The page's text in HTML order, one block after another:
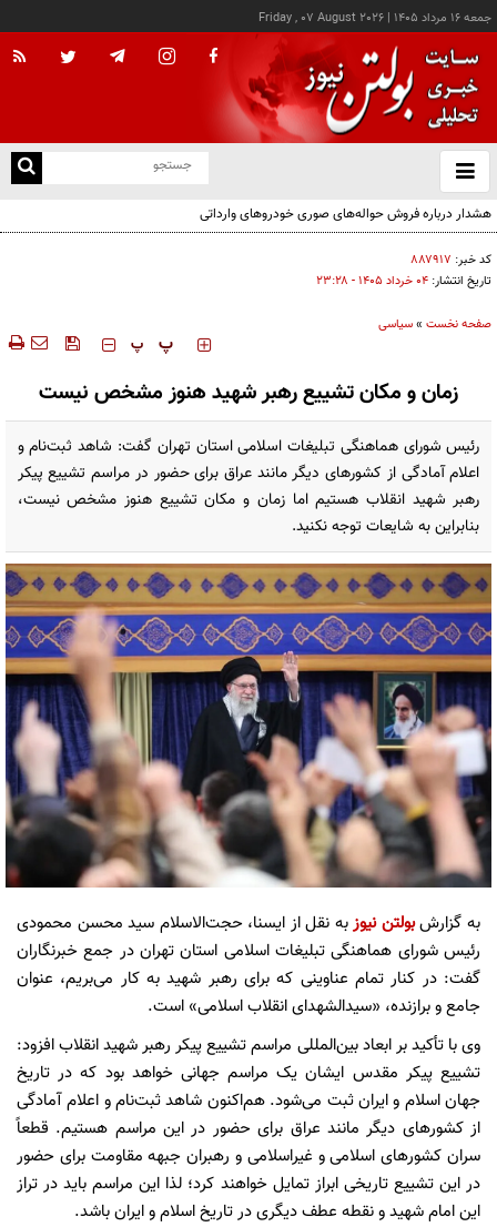
جمعه ۱۶ مرداد ۱۴۰۵ |
Friday , 07 August 2026
باز
و
هشدار درباره فروش حواله‌های صوری خودروهای وارداتی
کد خبر: ۸۸۷۹۱۷
تاریخ انتشار: ۰۴ خرداد ۱۴۰۵ - ۲۳:۲۸
صفحه نخست »سیاسی
‍‍‍ پ پ
زمان و مکان تشییع رهبر شهید هنوز مشخص نیست
رئیس شورای هماهنگی تبلیغات اسلامی استان تهران گفت: شاهد ثبت‌نام و
اعلام آمادگی از کشورهای دیگر مانند عراق برای حضور در مراسم تشییع پیکر
رهبر شهید انقلاب هستیم اما زمان و مکان تشییع هنوز مشخص نیست،
بنابراین به شایعات توجه نکنید.
به گزارشبولتن نیوزبه نقل از ایسنا، حجت‌الاسلام سید محسن محمودی
رئیس شورای هماهنگی تبلیغات اسلامی استان تهران در جمع خبرنگاران
گفت: در کنار تمام عناوینی که برای رهبر شهید به کار می‌بریم، عنوان
جامع و برازنده، «سیدالشهدای انقلاب اسلامی» است.
وی با تأکید بر ابعاد بین‌المللی مراسم تشییع پیکر رهبر شهید انقلاب افزود:
تشییع پیکر مقدس ایشان یک مراسم جهانی خواهد بود که در تاریخ
جهان اسلام و ایران ثبت می‌شود. هم‌اکنون شاهد ثبت‌نام و اعلام آمادگی
از کشورهای دیگر مانند عراق برای حضور در این مراسم هستیم. قطعاً
سران کشورهای اسلامی و غیراسلامی و رهبران جبهه مقاومت برای حضور
در این تشییع تاریخی ابراز تمایل خواهند کرد؛ لذا این مراسم باید در تراز
این امام شهید و نقطه عطف دیگری در تاریخ اسلام و ایران باشد.